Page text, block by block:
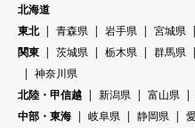
北海道
東北
青森県 岩手県 宮城県
関東
茨城県 栃木県 群馬県
神奈川県
北陸・甲信越
新潟県 富山県
中部・東海
岐阜県 静岡県